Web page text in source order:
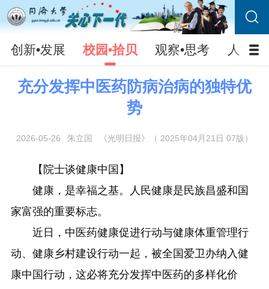
创新•发展 校园•拾贝 观察•思考 人文•
充分发挥中医药防病治病的独特优
势
2026-05-26 朱立国 《光明日报》（ 2025年04月21日 07版）
【院士谈健康中国】
健康，是幸福之基。人民健康是民族昌盛和国
家富强的重要标志。
近日，中医药健康促进行动与健康体重管理行
动、健康乡村建设行动一起，被全国爱卫办纳入健
康中国行动，这必将充分发挥中医药的多样化价